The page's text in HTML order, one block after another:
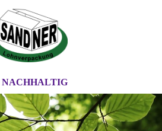
NACHHALTIG